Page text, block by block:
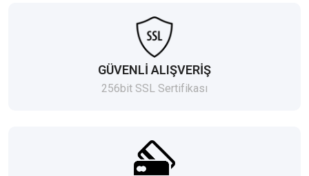
GÜVENLİ ALIŞVERİŞ
256bit SSL Sertifikası